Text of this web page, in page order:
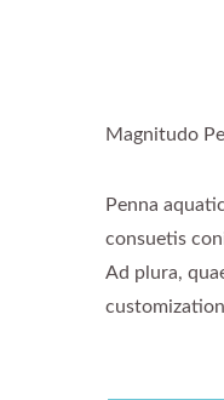
Magnitudo
Penna
consuetis
Ad plura,